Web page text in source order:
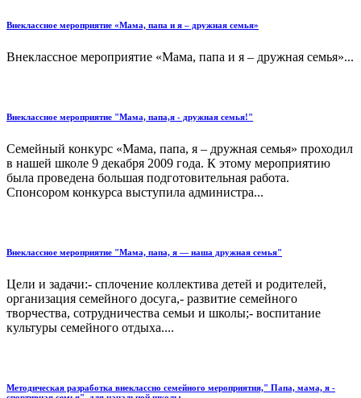
Внеклассное мероприятие «Мама, папа и я – дружная семья»
Внеклассное мероприятие «Мама, папа и я – дружная семья»...
Внеклассное мероприятие "Мама, папа,я - дружная семья!"
Семейный конкурс «Мама, папа, я – дружная семья» проходил
в нашей школе 9 декабря 2009 года. К этому мероприятию
была проведена большая подготовительная работа.
Спонсором конкурса выступила администра...
Внеклассное мероприятие "Мама, папа, я — наша дружная семья"
Цели и задачи:- сплочение коллектива детей и родителей,
организация семейного досуга,- развитие семейного
творчества, сотрудничества семьи и школы;- воспитание
культуры семейного отдыха....
Методическая разработка внеклассно семейного мероприятия," Папа, мама, я -